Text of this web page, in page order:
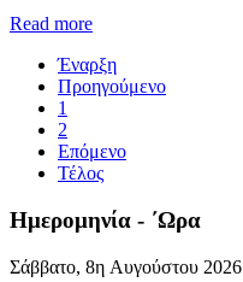
Read more
Έναρξη
Προηγούμενο
1
2
Επόμενο
Τέλος
Ημερομηνία - ΄Ωρα
Σάββατο, 8η Αυγούστου 2026